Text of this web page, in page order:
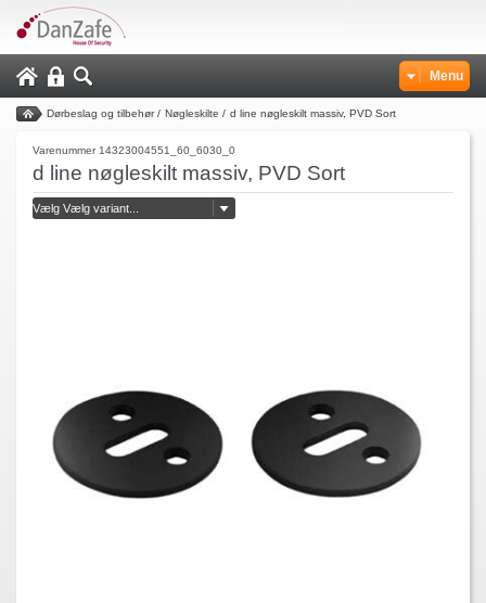
Menu
Dørbeslag og tilbehør/ Nøgleskilte / d line nøgleskilt massiv, PVD Sort
Varenummer 14323004551_60_6030_0
d line nøgleskilt massiv, PVD Sort